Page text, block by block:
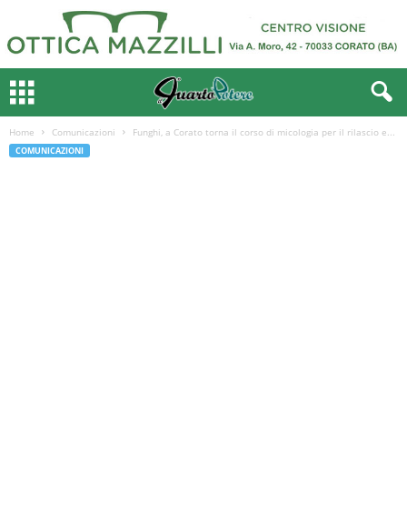
Home Comunicazioni Funghi, a Corato torna il corso di micologia per il rilascio e...
COMUNICAZIONI